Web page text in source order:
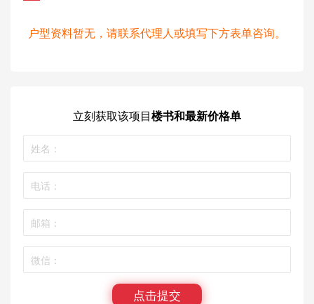
户型资料暂无，请联系代理人或填写下方表单咨询。
立刻获取该项目楼书和最新价格单
点击提交